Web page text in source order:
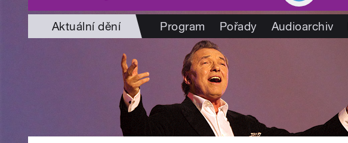
Aktuální dění Program Pořady Audioarchiv